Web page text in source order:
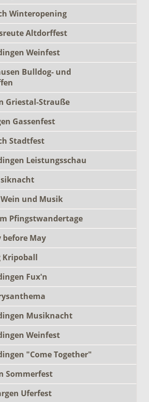
Winteropening
Altdorffest
Weinfest
Bulldog- und
Griestal-Strauße
Gassenfest
Stadtfest
Leistungsschau
und Musik
Pfingstwandertage
before May
Kripoball
Fux'n
Musiknacht
Weinfest
"Come Together"
Sommerfest
Uferfest